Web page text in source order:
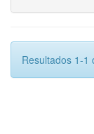
Resultados 1-1